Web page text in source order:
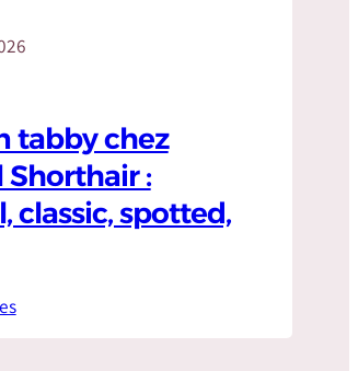
tabby chez
Shorthair :
classic, spotted,